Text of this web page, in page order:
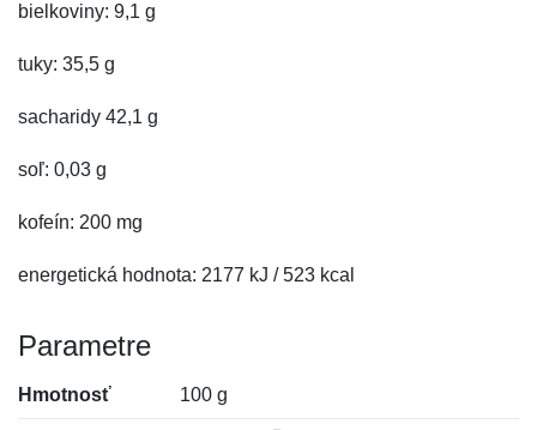
bielkoviny: 9,1 g
tuky: 35,5 g
sacharidy 42,1 g
soľ: 0,03 g
kofeín: 200 mg
energetická hodnota: 2177 kJ / 523 kcal
Parametre
Hmotnosť 100 g